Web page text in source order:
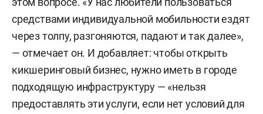
средствами индивидуальной мобильности ездят
через толпу, разгоняются, падают и так далее»,
— отмечает он. И добавляет: чтобы открыть
кикшеринговый бизнес, нужно иметь в городе
подходящую инфраструктуру — «нельзя
предоставлять эти услуги, если нет условий для